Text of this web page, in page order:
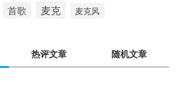
首歌 麦克 麦克风
热评文章 随机文章